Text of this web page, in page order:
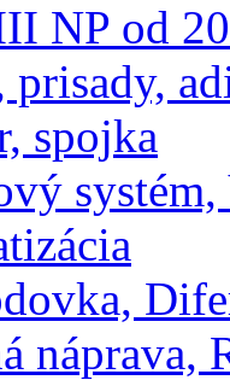
NP od
prisady,
spojka
náprava,